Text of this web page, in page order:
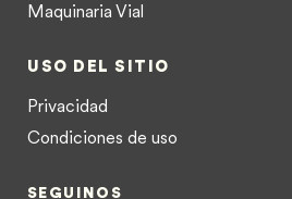
Maquinaria Vial
USO DEL SITIO
Privacidad
Condiciones de uso
SEGUINOS